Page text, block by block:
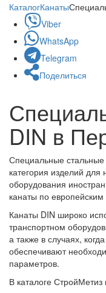
КаталогКанаты
Viber
WhatsApp
Telegram
Поделиться
DIN в
Специальные
категория изделий
оборудования
канаты по
Канаты DIN широко
транспортном
а также в случаях,
обеспечивают
параметров.
В каталоге